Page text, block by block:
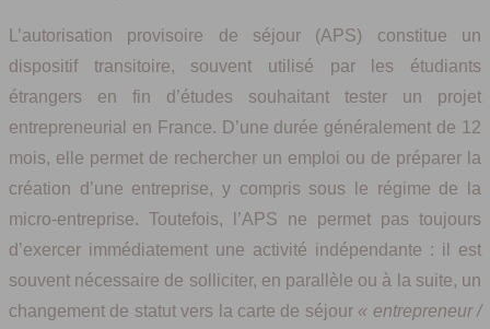
L’autorisation provisoire de séjour (APS) constitue un
dispositif transitoire, souvent utilisé par les étudiants
étrangers en fin d’études souhaitant tester un projet
entrepreneurial en France. D’une durée généralement de 12
mois, elle permet de rechercher un emploi ou de préparer la
création d’une entreprise, y compris sous le régime de la
micro-entreprise. Toutefois, l’APS ne permet pas toujours
d’exercer immédiatement une activité indépendante : il est
souvent nécessaire de solliciter, en parallèle ou à la suite, un
changement de statut vers la carte de séjour « entrepreneur /